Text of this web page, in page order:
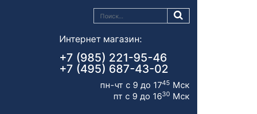
Интернет магазин:
+7 (985) 221-95-46
+7 (495) 687-43-02
пн-чт с 9 до 1745 Мск
пт с 9 до 1630 Мск